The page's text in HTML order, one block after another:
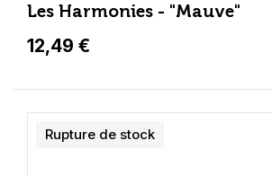
Les Harmonies - "Mauve"
12,49 €
Rupture de stock